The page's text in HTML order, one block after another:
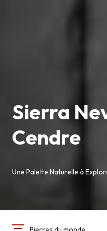
Sierra
Cendre
Une Palette Naturelle à